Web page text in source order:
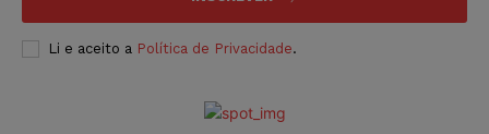
Li e aceito a Política de Privacidade.